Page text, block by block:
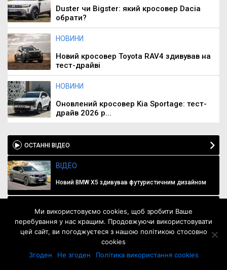
Duster чи Bigster: який кросовер Dacia
обрати?
НОВИНИ
Новий кросовер Toyota RAV4 здивував на
тест-драйві
НОВИНИ
Оновлений кросовер Kia Sportage: тест-
драйв 2026 р...
ОСТАННІ ВІДЕО
ВІДЕО
Новий BMW X5 здивував футуристичним дизайном
Skoda презентувала новий позашляховик Peaq
Ми використовуємо cookies, щоб зробити Ваше
перебування у нас кращим. Продовжуючи використовувати
цей сайт, ви погоджуєтеся з нашою політикою стосовно
cookies
Згоден
Не згоден Політика використання cookies